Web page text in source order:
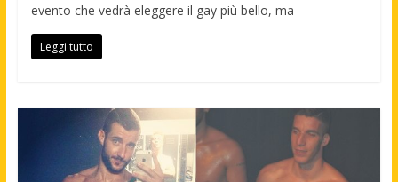
evento che vedrà eleggere il gay più bello, ma
Leggi tutto